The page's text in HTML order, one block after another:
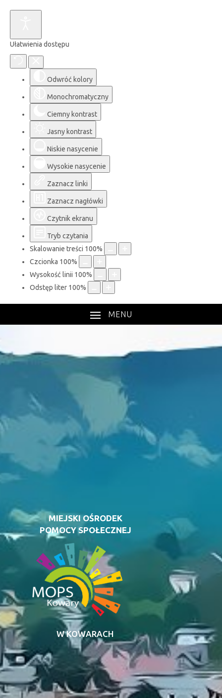
Ułatwienia dostępu
Odwróć kolory
Monochromatyczny
Ciemny kontrast
Jasny kontrast
Niskie nasycenie
Wysokie nasycenie
Zaznacz linki
Zaznacz nagłówki
Czytnik ekranu
Tryb czytania
Skalowanie treści 100%
Czcionka 100%
Wysokość linii 100%
Odstęp liter 100%
MENU
MIEJSKI OŚRODEK
POMOCY SPOŁECZNEJ
W KOWARACH